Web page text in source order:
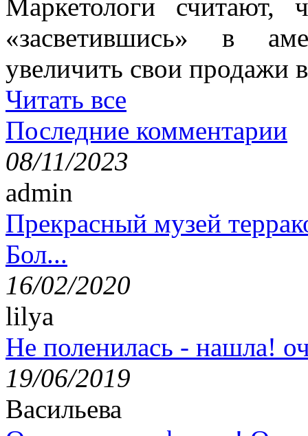
Маркетологи считают,
«засветившись» в
увеличить свои продажи
Читать все
Последние комментарии
08/11/2023
admin
Прекрасный музей
Бол...
16/02/2020
lilya
Не поленилась - нашла!
19/06/2019
Васильева